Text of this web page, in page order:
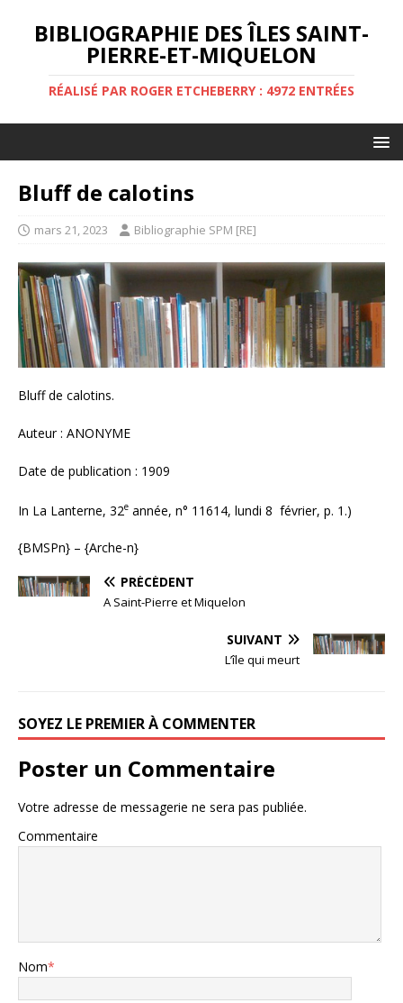
BIBLIOGRAPHIE DES ÎLES SAINT-
PIERRE-ET-MIQUELON
RÉALISÉ PAR ROGER ETCHEBERRY : 4972 ENTRÉES
Bluff de calotins
mars 21, 2023 Bibliographie SPM [RE]
Bluff de calotins.
Auteur : ANONYME
Date de publication : 1909
In La Lanterne, 32e année, n° 11614, lundi 8 février, p. 1.)
{BMSPn} – {Arche-n}
PRÉCÉDENT
A Saint-Pierre et Miquelon
SUIVANT
L’île qui meurt
SOYEZ LE PREMIER À COMMENTER
Poster un Commentaire
Votre adresse de messagerie ne sera pas publiée.
Commentaire
Nom*